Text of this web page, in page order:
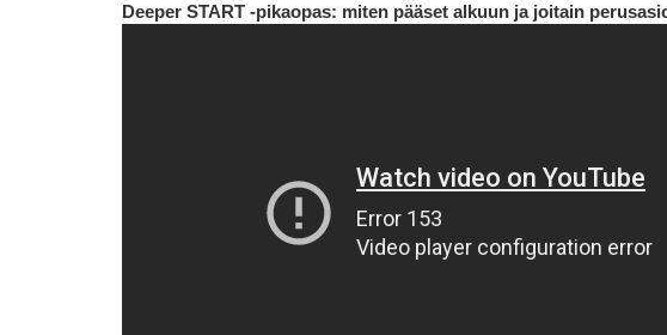
Deeper START -pikaopas: miten pääset alkuun ja joitain